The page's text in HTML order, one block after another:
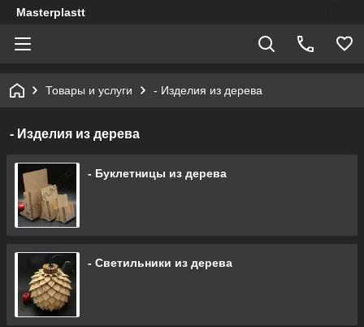
Masterplastt
Товары и услуги - Изделия из дерева
- Изделия из дерева
- Буклетницы из дерева
- Светильники из дерева